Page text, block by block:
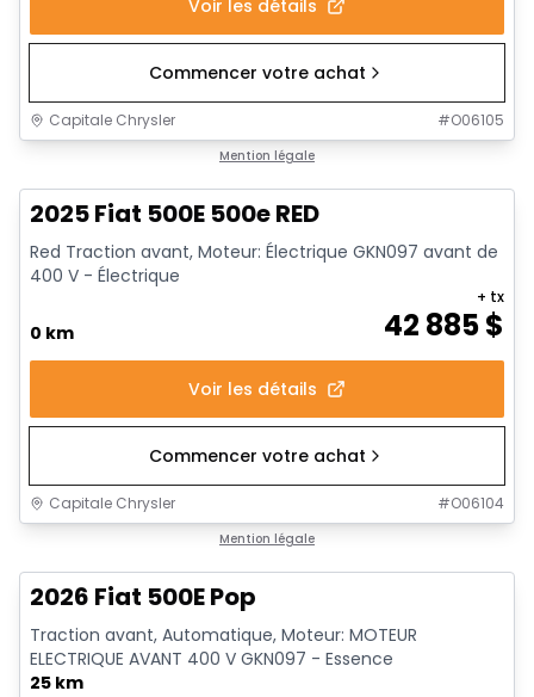
Voir les détails
Commencer votre achat
Capitale Chrysler #O06105
Mention légale
2025 Fiat 500E 500e RED
Red Traction avant, Moteur: Électrique GKN097 avant de
400 V - Électrique
0 km 42 885$
+ tx
Voir les détails
Commencer votre achat
Capitale Chrysler #O06104
Mention légale
2026 Fiat 500E Pop
Traction avant, Automatique, Moteur: MOTEUR
ELECTRIQUE AVANT 400 V GKN097 - Essence
25 km